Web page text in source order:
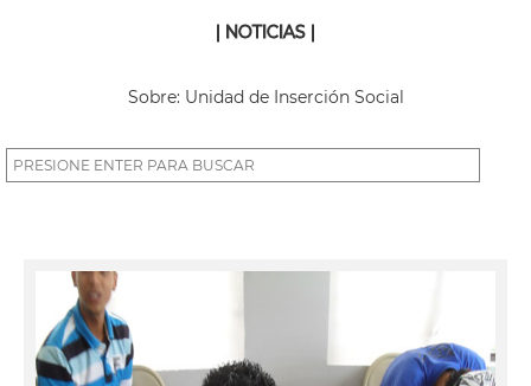
| NOTICIAS |
Sobre: Unidad de Inserción Social